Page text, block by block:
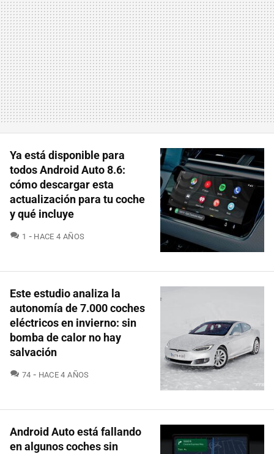
Ya está disponible para
todos Android Auto 8.6:
cómo descargar esta
actualización para tu coche
y qué incluye
1 COMENTARIOS
HACE 4 AÑOS
Este estudio analiza la
autonomía de 7.000 coches
eléctricos en invierno: sin
bomba de calor no hay
salvación
74 COMENTARIOS
HACE 4 AÑOS
Android Auto está fallando
en algunos coches sin